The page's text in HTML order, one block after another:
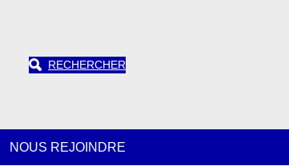
RECHERCHER
NOUS REJOINDRE